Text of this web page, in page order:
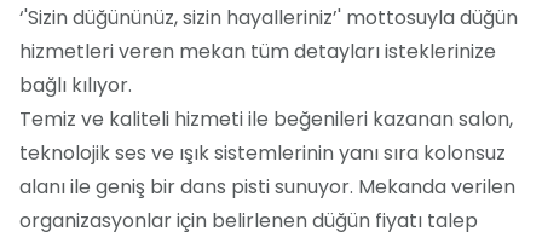
‘'Sizin düğününüz, sizin hayalleriniz’' mottosuyla düğün
hizmetleri veren mekan tüm detayları isteklerinize
bağlı kılıyor.
Temiz ve kaliteli hizmeti ile beğenileri kazanan salon,
teknolojik ses ve ışık sistemlerinin yanı sıra kolonsuz
alanı ile geniş bir dans pisti sunuyor. Mekanda verilen
organizasyonlar için belirlenen düğün fiyatı talep